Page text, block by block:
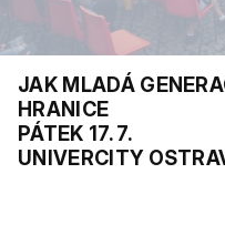
JAK MLADÁ
HRANICE
PÁTEK 17. 7.
UNIVERCITY